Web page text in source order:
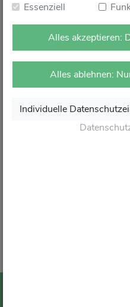
nicht mehr zur Verfügung.
Natürlich sind wir weiterhin
vor Ort in Ihrer Apotheke.
attraktive Angebote und
Danke für Ihr Vertrauen.
Essenziell
Alles akzeptieren:
Alles ablehnen:
Individuelle